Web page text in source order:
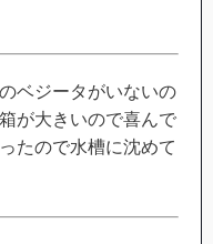
ベジータがいないの
が大きいので喜んで
たので水槽に沈めて